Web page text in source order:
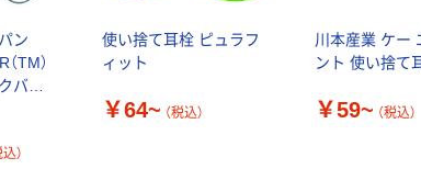
ン
TM）
バン
込）
使い捨て耳栓 ピュラフ
ィット
￥64~ （税込）
川本産業 ケー
ント 使い捨て
￥59~ （税込）